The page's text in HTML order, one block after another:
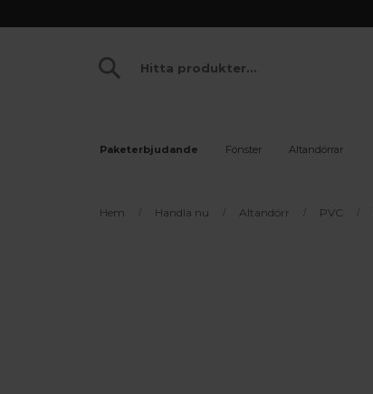
Paketerbjudande Fönster Altandörrar
Hem Handla nu Altandörr PVC